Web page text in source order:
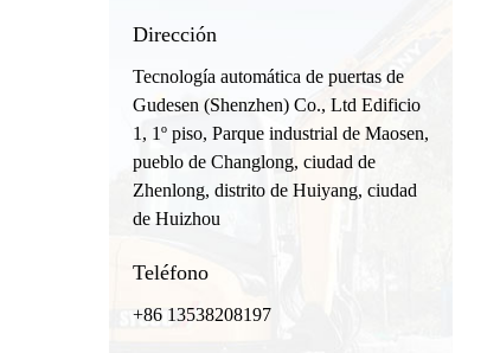
Dirección
Tecnología automática de puertas de
Gudesen (Shenzhen) Co., Ltd Edificio
1, 1º piso, Parque industrial de Maosen,
pueblo de Changlong, ciudad de
Zhenlong, distrito de Huiyang, ciudad
de Huizhou
Teléfono
+86 13538208197